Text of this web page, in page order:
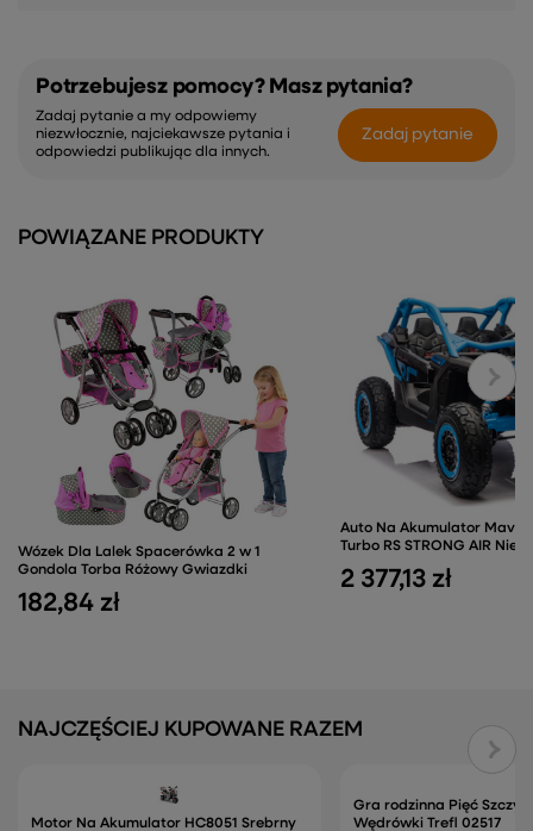
Potrzebujesz pomocy? Masz pytania?
Zadaj pytanie a my odpowiemy
niezwłocznie, najciekawsze pytania i
odpowiedzi publikując dla innych.
Zadaj pytanie
POWIĄZANE PRODUKTY
Wózek Dla Lalek Spacerówka 2 w 1
Gondola Torba Różowy Gwiazdki
182,84 zł
Auto Na Akumulator
Turbo RS STRONG AIR
2 377,13 zł
NAJCZĘŚCIEJ KUPOWANE RAZEM
Motor Na Akumulator HC8051 Srebrny
Gra rodzinna Pięć
Wędrówki Trefl 02517